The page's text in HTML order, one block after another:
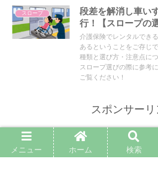
スロープ
段差を解消し車い
行！【スロープの
介護保険でレンタルでき
あるということをご存じ
種類と選び方・注意点に
スロープ選びの際に参考
ご覧ください！
スポンサーリ
メニュー ホーム 検索